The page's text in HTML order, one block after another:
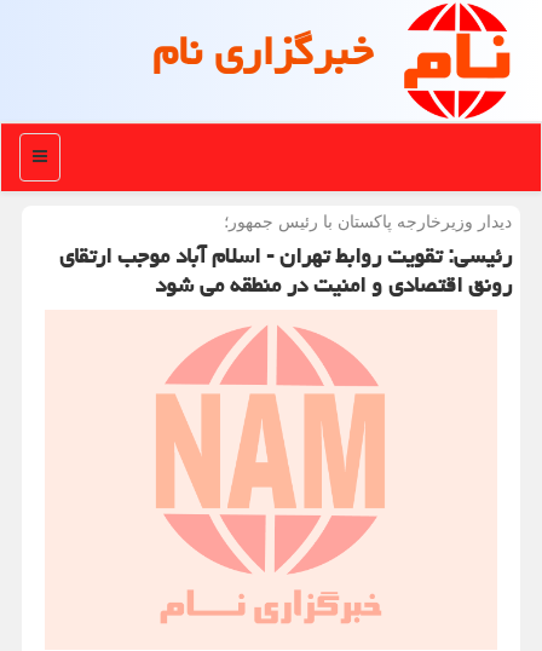
خبرگزاری نام
منو
دیدار وزیرخارجه پاكستان با رئیس جمهور؛
رئیسی: تقویت روابط تهران - اسلام آباد موجب ارتقای
رونق اقتصادی و امنیت در منطقه می شود